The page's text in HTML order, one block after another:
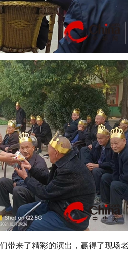
带来了精彩的演出，赢得了现场